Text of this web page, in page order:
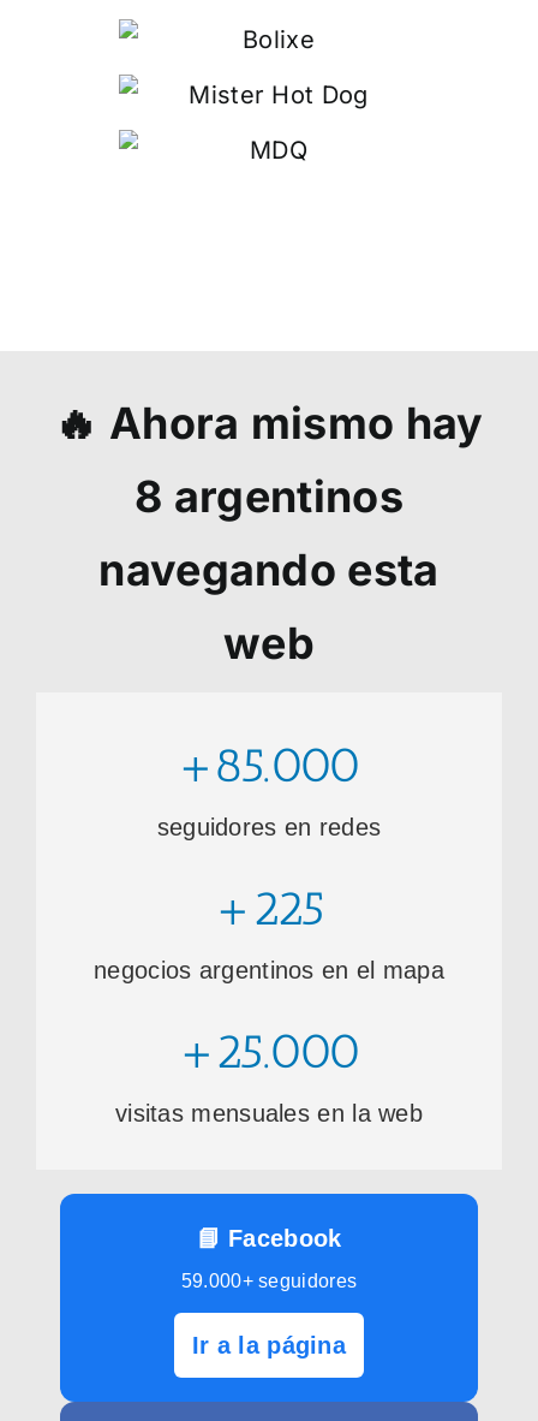
🔥 Ahora mismo hay
8 argentinos
navegando esta
web
+85.000
seguidores en redes
+225
negocios argentinos en el mapa
+25.000
visitas mensuales en la web
📘 Facebook
59.000+ seguidores
Ir a la página